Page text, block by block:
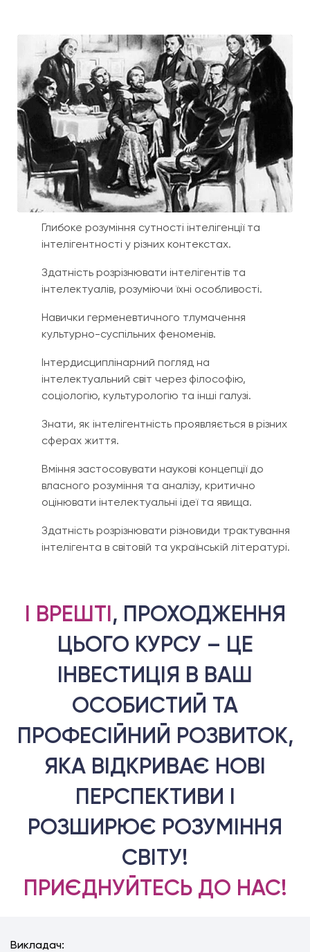
Глибоке розуміння сутності інтелігенції та
інтелігентності у різних контекстах.
Здатність розрізнювати інтелігентів та
інтелектуалів, розуміючи їхні особливості.
Навички герменевтичного тлумачення
культурно-суспільних феноменів.
Інтердисциплінарний погляд на
інтелектуальний світ через філософію,
соціологію, культурологію та інші галузі.
Знати, як інтелігентність проявляється в різних
сферах життя.
Вміння застосовувати наукові концепції до
власного розуміння та аналізу, критично
оцінювати інтелектуальні ідеї та явища.
Здатність розрізнювати різновиди трактування
інтелігента в світовій та українській літературі.
І ВРЕШТІ, ПРОХОДЖЕННЯ
ЦЬОГО КУРСУ – ЦЕ
ІНВЕСТИЦІЯ В ВАШ
ОСОБИСТИЙ ТА
ПРОФЕСІЙНИЙ РОЗВИТОК,
ЯКА ВІДКРИВАЄ НОВІ
ПЕРСПЕКТИВИ І
РОЗШИРЮЄ РОЗУМІННЯ
СВІТУ!
ПРИЄДНУЙТЕСЬ ДО НАС!
Викладач: